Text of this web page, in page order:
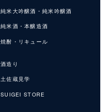
純米大吟醸酒・純米吟醸酒
純米酒・本醸造酒
焼酎・リキュール
酒造り
土佐蔵見学
SUIGEI STORE